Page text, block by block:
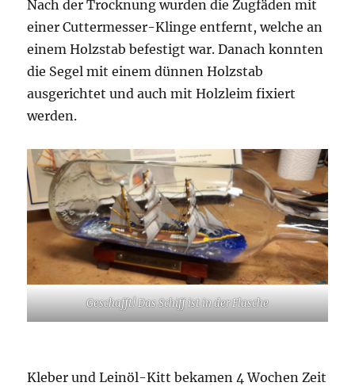
Nach der Trocknung wurden die Zugfäden mit
einer Cuttermesser-Klinge entfernt, welche an
einem Holzstab befestigt war. Danach konnten
die Segel mit einem dünnen Holzstab
ausgerichtet und auch mit Holzleim fixiert
werden.
Geschafft! Das Schiff ist in der Flasche
Kleber und Leinöl-Kitt bekamen 4 Wochen Zeit